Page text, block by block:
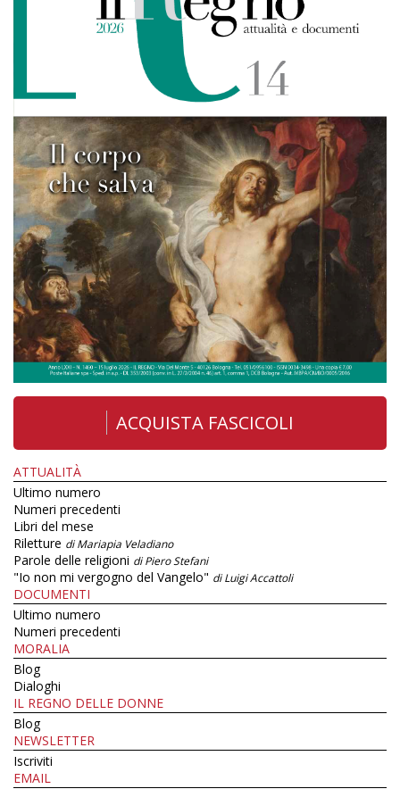
ACQUISTA FASCICOLI
ATTUALITÀ
Ultimo numero
Numeri precedenti
Libri del mese
Riletture di Mariapia Veladiano
Parole delle religioni di Piero Stefani
"Io non mi vergogno del Vangelo" di Luigi Accattoli
DOCUMENTI
Ultimo numero
Numeri precedenti
MORALIA
Blog
Dialoghi
IL REGNO DELLE DONNE
Blog
NEWSLETTER
Iscriviti
EMAIL